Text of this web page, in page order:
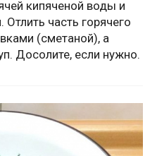
кипяченой воды и
часть горячего
(сметаной), а
Досолите, если нужно.